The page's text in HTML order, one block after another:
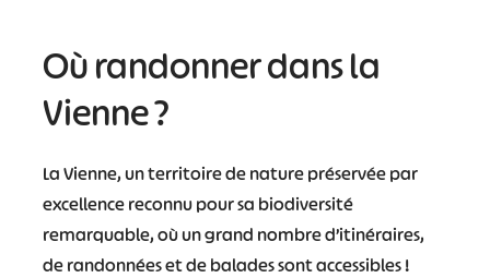
Où randonner dans la
Vienne ?
La Vienne, un territoire de nature préservée par
excellence reconnu pour sa biodiversité
remarquable, où un grand nombre d’itinéraires,
de randonnées et de balades sont accessibles !